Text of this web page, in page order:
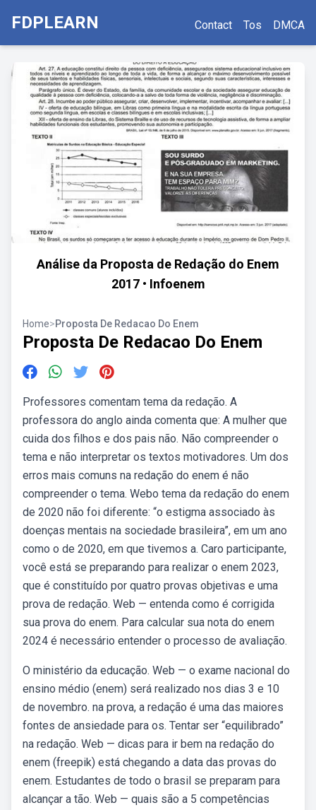
FDPLEARN Contact Tos DMCA
Análise da Proposta de Redação do Enem
2017 • Infoenem
Home>Proposta De Redacao Do Enem
Proposta De Redacao Do Enem
Professores comentam tema da redação. A
professora do anglo ainda comenta que: A mulher que
cuida dos filhos e dos pais não. Não compreender o
tema e não interpretar os textos motivadores. Um dos
erros mais comuns na redação do enem é não
compreender o tema. Webo tema da redação do enem
de 2020 não foi diferente: “o estigma associado às
doenças mentais na sociedade brasileira”, em um ano
como o de 2020, em que tivemos a. Caro participante,
você está se preparando para realizar o enem 2023,
que é constituído por quatro provas objetivas e uma
prova de redação. Web — entenda como é corrigida
sua prova do enem. Para calcular sua nota do enem
2024 é necessário entender o processo de avaliação.
O ministério da educação. Web — o exame nacional do
ensino médio (enem) será realizado nos dias 3 e 10
de novembro. na prova, a redação é uma das maiores
fontes de ansiedade para os. Tentar ser “equilibrado”
na redação. Web — dicas para ir bem na redação do
enem (freepik) está chegando a data das provas do
enem. Estudantes de todo o brasil se preparam para
alcançar a tão. Web — quais são a 5 competências